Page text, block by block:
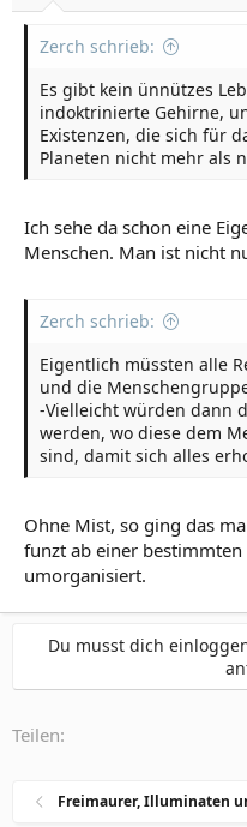
Zerch schrieb:
Es gibt kein ünnützes
indoktrinierte Gehirne,
Existenzen, die sich für
Planeten nicht mehr als
Ich sehe da schon eine
Menschen. Man ist nicht
Zerch schrieb:
Eigentlich müssten alle
und die
-Vielleicht würden dann
werden, wo diese dem
sind, damit sich alles
Ohne Mist, so ging das
funzt ab einer
umorganisiert.
Du musst dich
Teilen:
Freimaurer, Illuminaten